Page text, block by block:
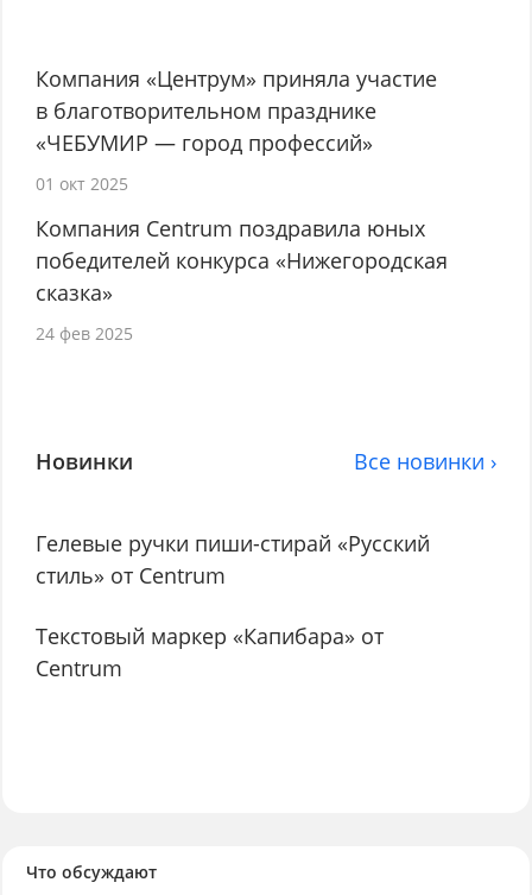
Компания «Центрум» приняла участие
в благотворительном празднике
«ЧЕБУМИР — город профессий»
01 окт 2025
Компания Centrum поздравила юных
победителей конкурса «Нижегородская
сказка»
24 фев 2025
Новинки Все новинки ›
Гелевые ручки пиши-стирай «Русский
стиль» от Centrum
Текстовый маркер «Капибара» от
Centrum
Что обсуждают